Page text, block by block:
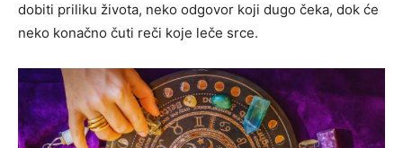
dobiti priliku života, neko odgovor koji dugo čeka, dok će
neko konačno čuti reči koje leče srce.